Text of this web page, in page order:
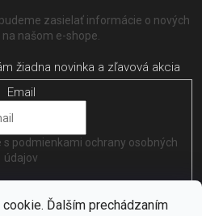
Ďalším prechádzaním
zasielať informácie o nových
našom e-shope.
Email
s podmienkami ochrany osobných
údajov
SA